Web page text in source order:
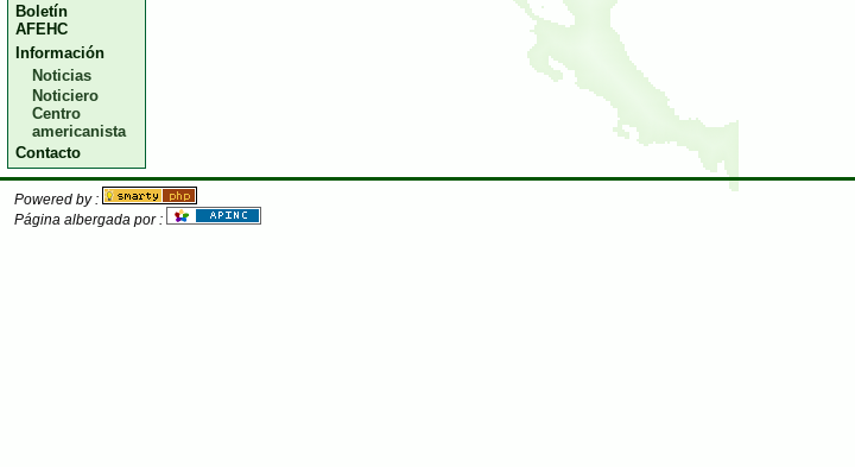
Boletín
AFEHC
Información
Noticias
Noticiero
Centro
americanista
Contacto
Powered by :
Página albergada por :